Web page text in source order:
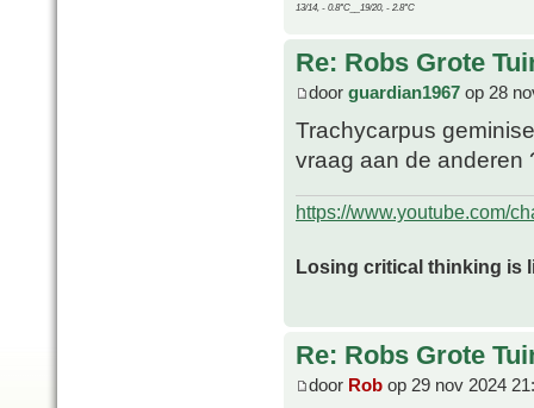
13/14, - 0.8°C__19/20, - 2.8°C
Re: Robs Grote
door guardian1967 op 28
Trachycarpus
vraag aan de anderen
https://www.youtube.com/
Losing critical thinking is
Re: Robs Grote
door Rob op 29 nov 2024